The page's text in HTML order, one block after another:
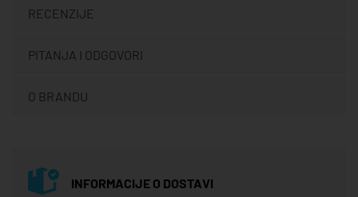
RECENZIJE
PITANJA I ODGOVORI
O BRANDU
INFORMACIJE O DOSTAVI